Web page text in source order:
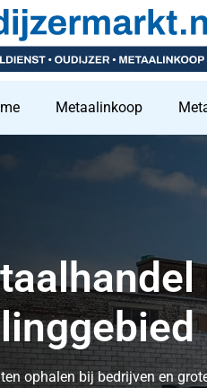
Metaalinkoop
ophalen bij bedrijven en